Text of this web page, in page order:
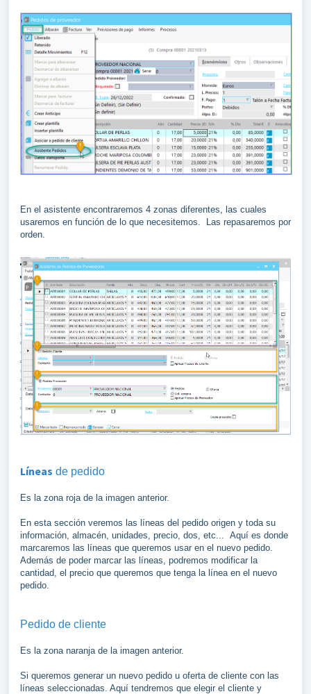
En el asistente encontraremos 4 zonas diferentes, las cuales
usaremos en función de lo que necesitemos. Las repasaremos por
orden.
Líneas de pedido
Es la zona roja de la imagen anterior.
En esta sección veremos las líneas del pedido origen y toda su
información, almacén, unidades, precio, dos, etc... Aquí es donde
marcaremos las líneas que queremos usar en el nuevo pedido.
Además de poder marcar las líneas, podremos modificar la
cantidad, el precio que queremos que tenga la línea en el nuevo
pedido.
Pedido de cliente
Es la zona naranja de la imagen anterior.
Si queremos generar un nuevo pedido u oferta de cliente con las
líneas seleccionadas. Aquí tendremos que elegir el cliente y